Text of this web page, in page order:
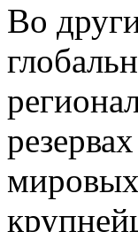
Во
мировых